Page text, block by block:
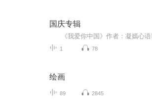
国庆专辑
1 78
绘画
89 2845